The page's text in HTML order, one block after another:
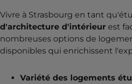
Vivre à Strasbourg en tant
d'architecture d'intérieur est
nombreuses options de
disponibles qui enrichissent
Variété des logements